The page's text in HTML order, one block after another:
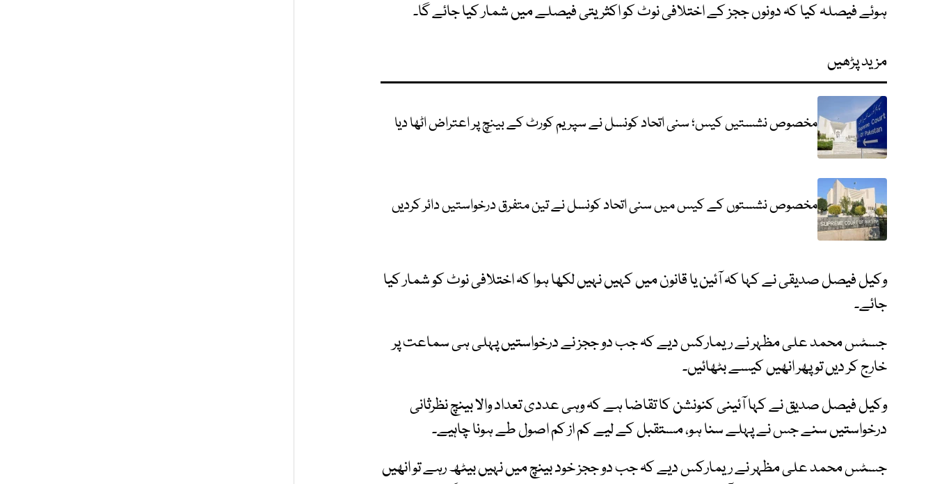
ہوئے فیصلہ کیا کہ دونوں ججز کے اختلافی نوٹ کو اکثریتی فیصلے میں شمار کیا جائے گا۔
مزید پڑھیں
مخصوص نشستیں کیس؛ سنی اتحاد کونسل نے سپریم کورٹ کے بینچ پر اعتراض اٹھا دیا
مخصوص نشستوں کے کیس میں سنی اتحاد کونسل نے تین متفرق درخواستیں دائر کردیں
وکیل فیصل صدیقی نے کہا کہ آئین یا قانون میں کہیں نہیں لکھا ہوا کہ اختلافی نوٹ کو شمار کیا
جائے۔
جسٹس محمد علی مظہر نے ریمارکس دیے کہ جب دو ججز نے درخواستیں پہلی ہی سماعت پر
خارج کر دیں تو پھر انھیں کیسے بٹھائیں۔
وکیل فیصل صدیق نے کہا آئینی کنونشن کا تقاضا ہے کہ وہی عددی تعداد والا بینچ نظرثانی
درخواستیں سنے جس نے پہلے سنا ہو، مستقبل کے لیے کم از کم اصول طے ہونا چاہیے۔
جسٹس محمد علی مظہر نے ریمارکس دیے کہ جب دو ججز خود بینچ میں نہیں بیٹھ رہے تو انھیں